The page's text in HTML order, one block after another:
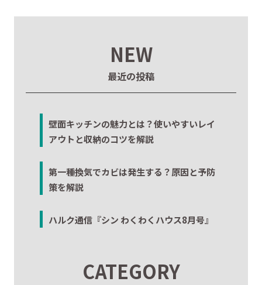
NEW
最近の投稿
壁面キッチンの魅力とは？使いやすいレイ
アウトと収納のコツを解説
第一種換気でカビは発生する？原因と予防
策を解説
ハルク通信『シン わくわくハウス8月号』
CATEGORY